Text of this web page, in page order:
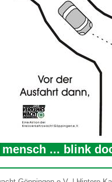
mensch ... blink